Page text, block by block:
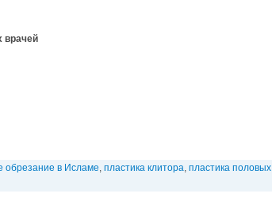
врачей
обрезание в Исламе, пластика клитора, пластика половых